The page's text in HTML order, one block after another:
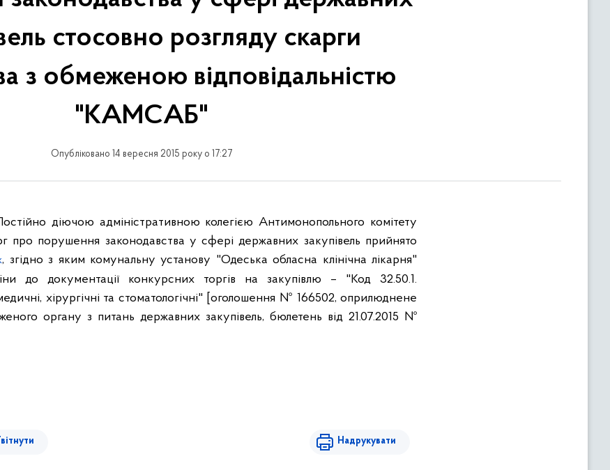
стосовно розгляду скарги
з обмеженою відповідальністю
"КАМСАБ"
Опубліковано 14 вересня 2015 року о 17:27
діючою адміністративною колегією Антимонопольного комітету
про порушення законодавства у сфері державних закупівель прийнято
, згідно з яким комунальну установу "Одеська обласна клінічна лікарня"
до документації конкурсних торгів на закупівлю – "Код 32.50.1.
хірургічні та стоматологічні" [оголошення № 166502, оприлюднене
органу з питань державних закупівель, бюлетень від 21.07.2015 №
Надрукувати